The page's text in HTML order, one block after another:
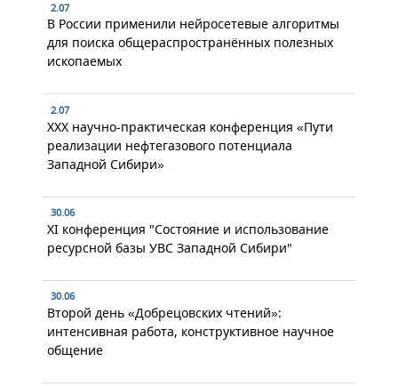
2.07
В России применили нейросетевые алгоритмы
для поиска общераспространённых полезных
ископаемых
2.07
XXX научно-практическая конференция «Пути
реализации нефтегазового потенциала
Западной Сибири»
30.06
XI конференция "Состояние и использование
ресурсной базы УВС Западной Сибири"
30.06
Второй день «Добрецовских чтений»:
интенсивная работа, конструктивное научное
общение